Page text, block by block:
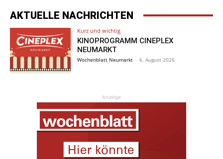
AKTUELLE NACHRICHTEN
Kurz und wichtig
KINOPROGRAMM CINEPLEX
NEUMARKT
Wochenblatt Neumarkt - 6. August 2026
Anzeige